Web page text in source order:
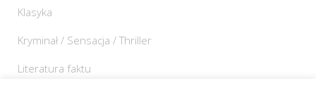
Klasyka
Kryminał / Sensacja / Thriller
Literatura faktu